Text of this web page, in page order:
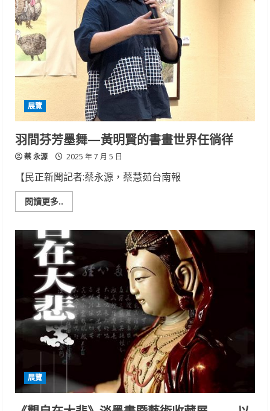
展覽
羽間芬芳墨舞—黃明賢的書畫世界任徜徉
蔡 永源 2025 年 7 月 5 日
【民正新聞記者:蔡永源，蔡慧茹台南報
閱讀更多..
more
間
芬
芳
墨
舞
—
黃
明
賢
的
書
畫
世
界
任
徜
展覽